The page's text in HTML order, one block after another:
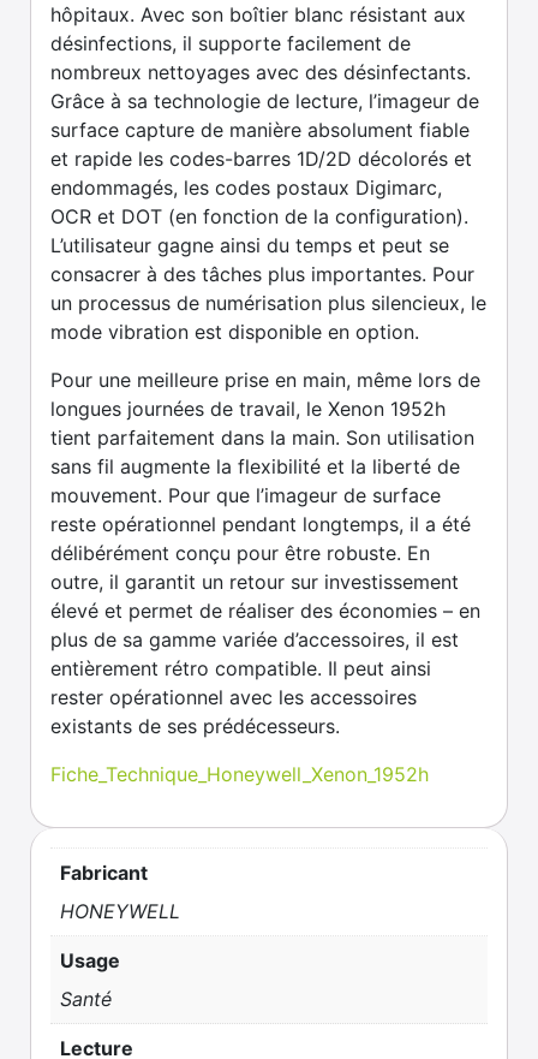
hôpitaux. Avec son boîtier blanc résistant aux
désinfections, il supporte facilement de
nombreux nettoyages avec des désinfectants.
Grâce à sa technologie de lecture, l’imageur de
surface capture de manière absolument fiable
et rapide les codes-barres 1D/2D décolorés et
endommagés, les codes postaux Digimarc,
OCR et DOT (en fonction de la configuration).
L’utilisateur gagne ainsi du temps et peut se
consacrer à des tâches plus importantes. Pour
un processus de numérisation plus silencieux, le
mode vibration est disponible en option.
Pour une meilleure prise en main, même lors de
longues journées de travail, le Xenon 1952h
tient parfaitement dans la main. Son utilisation
sans fil augmente la flexibilité et la liberté de
mouvement. Pour que l’imageur de surface
reste opérationnel pendant longtemps, il a été
délibérément conçu pour être robuste. En
outre, il garantit un retour sur investissement
élevé et permet de réaliser des économies – en
plus de sa gamme variée d’accessoires, il est
entièrement rétro compatible. Il peut ainsi
rester opérationnel avec les accessoires
existants de ses prédécesseurs.
Fiche_Technique_Honeywell_Xenon_1952h
Fabricant
HONEYWELL
Usage
Santé
Lecture